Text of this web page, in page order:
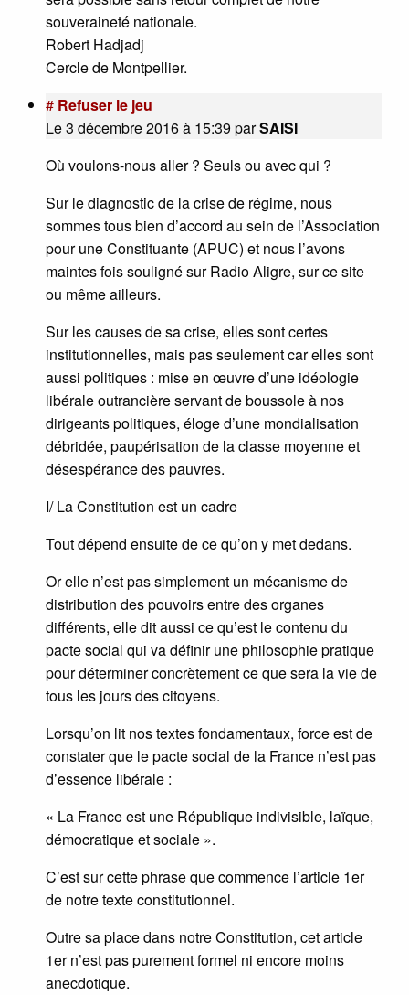
souveraineté nationale.
Robert Hadjadj
Cercle de Montpellier.
# Refuser le jeu
Le 3 décembre 2016 à 15:39 parSAISI
Où voulons-nous aller ? Seuls ou avec qui ?
Sur le diagnostic de la crise de régime, nous
sommes tous bien d’accord au sein de l’Association
pour une Constituante (APUC) et nous l’avons
maintes fois souligné sur Radio Aligre, sur ce site
ou même ailleurs.
Sur les causes de sa crise, elles sont certes
institutionnelles, mais pas seulement car elles sont
aussi politiques : mise en œuvre d’une idéologie
libérale outrancière servant de boussole à nos
dirigeants politiques, éloge d’une mondialisation
débridée, paupérisation de la classe moyenne et
désespérance des pauvres.
I/ La Constitution est un cadre
Tout dépend ensuite de ce qu’on y met dedans.
Or elle n’est pas simplement un mécanisme de
distribution des pouvoirs entre des organes
différents, elle dit aussi ce qu’est le contenu du
pacte social qui va définir une philosophie pratique
pour déterminer concrètement ce que sera la vie de
tous les jours des citoyens.
Lorsqu’on lit nos textes fondamentaux, force est de
constater que le pacte social de la France n’est pas
d’essence libérale :
« La France est une République indivisible, laïque,
démocratique et sociale ».
C’est sur cette phrase que commence l’article 1er
de notre texte constitutionnel.
Outre sa place dans notre Constitution, cet article
1er n’est pas purement formel ni encore moins
anecdotique.